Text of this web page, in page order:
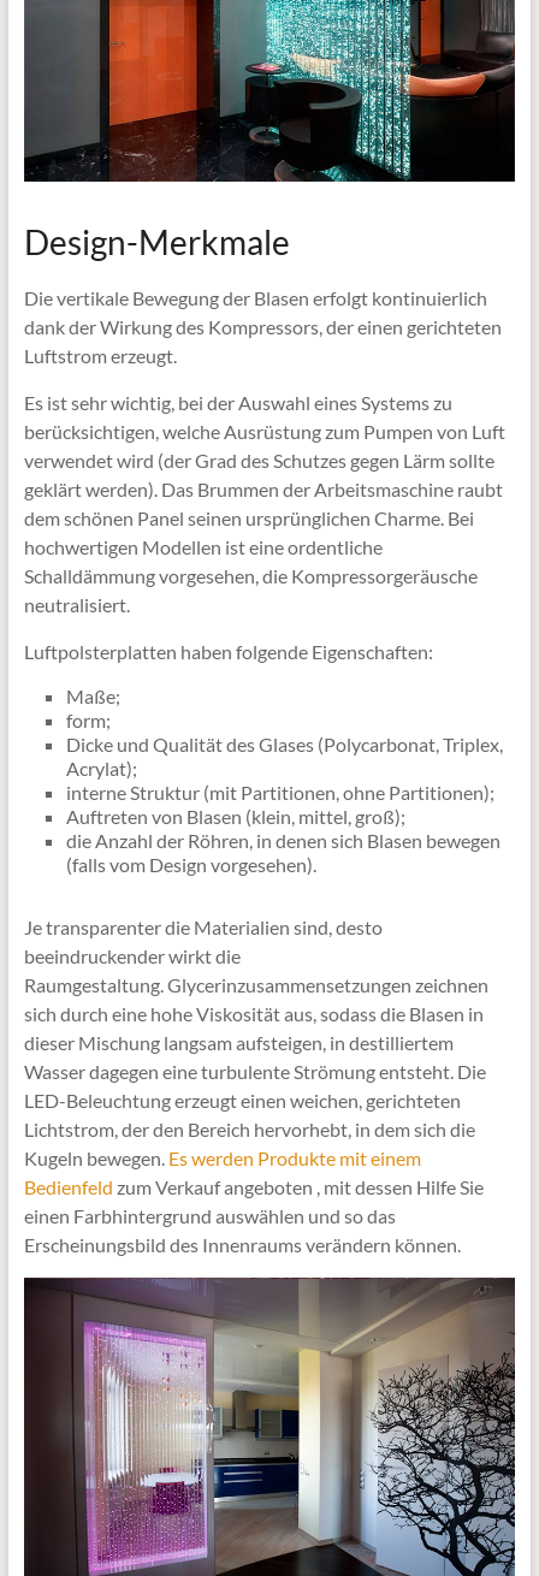
Design-Merkmale
Die vertikale Bewegung der Blasen erfolgt kontinuierlich
dank der Wirkung des Kompressors, der einen gerichteten
Luftstrom erzeugt.
Es ist sehr wichtig, bei der Auswahl eines Systems zu
berücksichtigen, welche Ausrüstung zum Pumpen von Luft
verwendet wird (der Grad des Schutzes gegen Lärm sollte
geklärt werden). Das Brummen der Arbeitsmaschine raubt
dem schönen Panel seinen ursprünglichen Charme. Bei
hochwertigen Modellen ist eine ordentliche
Schalldämmung vorgesehen, die Kompressorgeräusche
neutralisiert.
Luftpolsterplatten haben folgende Eigenschaften:
Maße;
form;
Dicke und Qualität des Glases (Polycarbonat, Triplex,
Acrylat);
interne Struktur (mit Partitionen, ohne Partitionen);
Auftreten von Blasen (klein, mittel, groß);
die Anzahl der Röhren, in denen sich Blasen bewegen
(falls vom Design vorgesehen).
Je transparenter die Materialien sind, desto
beeindruckender wirkt die
Raumgestaltung. Glycerinzusammensetzungen zeichnen
sich durch eine hohe Viskosität aus, sodass die Blasen in
dieser Mischung langsam aufsteigen, in destilliertem
Wasser dagegen eine turbulente Strömung entsteht. Die
LED-Beleuchtung erzeugt einen weichen, gerichteten
Lichtstrom, der den Bereich hervorhebt, in dem sich die
Kugeln bewegen. Es werden Produkte mit einem
Bedienfeld zum Verkauf angeboten , mit dessen Hilfe Sie
einen Farbhintergrund auswählen und so das
Erscheinungsbild des Innenraums verändern können.